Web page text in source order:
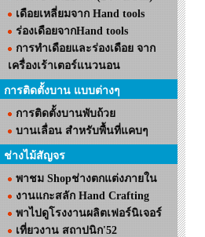
เดือยเหลี่ยมจาก Hand tools
ร่องเดือยจากHand tools
การทำเดือยและร่องเดือย จาก
เครื่องเร้าเตอร์แนวนอน
การติดตั้งบาน แบบต่างๆ
การติดตั้งบานพับถ้วย
บานเลื่อน สำหรับพื้นที่แคบๆ
ช่างไม้สัญจร
พาชม Shopช่างตกแต่งภายใน
งานแกะสลัก Hand Crafting
พาไปดูโรงงานผลิตเฟอร์นิเจอร์
เที่ยวงาน สถาปนิก'52